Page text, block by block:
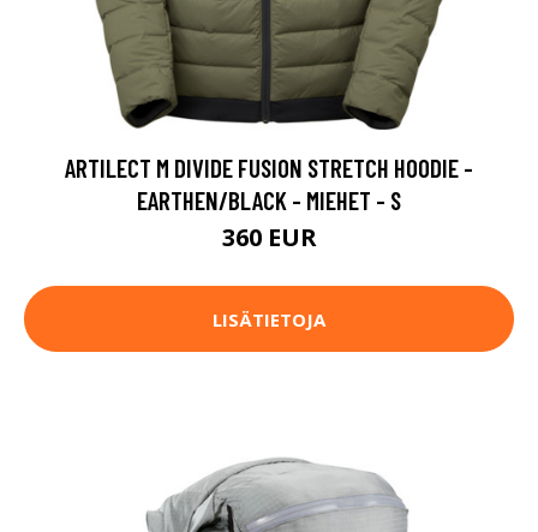
ARTILECT M DIVIDE FUSION STRETCH HOODIE -
EARTHEN/BLACK - MIEHET - S
360 EUR
LISÄTIETOJA